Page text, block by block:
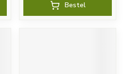
Bestel